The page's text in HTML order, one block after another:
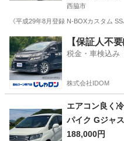
西脇市
《平成29年8月登録 N-BOXカスタ
兵庫 西脇市 N-BOX 車両
【保証人不
税金・車検込み
株式会社IDOM
エアコン良く
パイク Gジャ
具運びにも！
188,000円